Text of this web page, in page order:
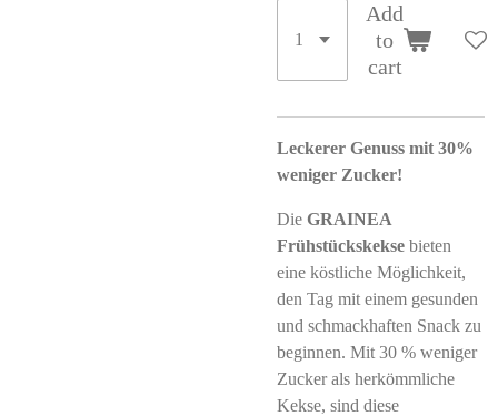
Add
to
cart
Leckerer Genuss mit 30%
weniger Zucker!
Die GRAINEA
Frühstückskekse bieten
eine köstliche Möglichkeit,
den Tag mit einem gesunden
und schmackhaften Snack zu
beginnen. Mit 30 % weniger
Zucker als herkömmliche
Kekse, sind diese